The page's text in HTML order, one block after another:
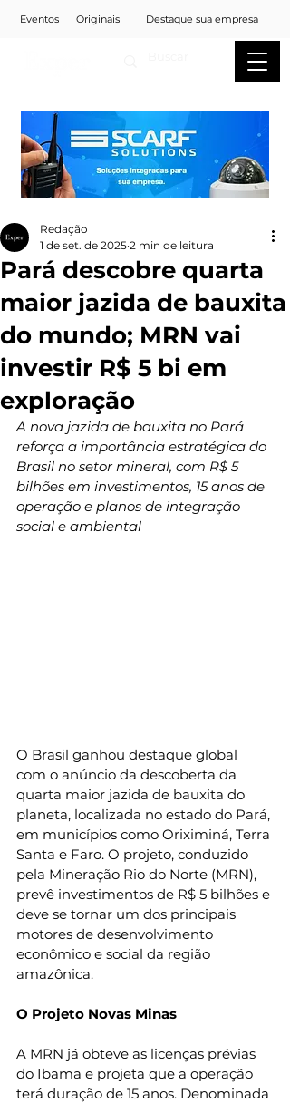
Eventos Originais Destaque sua empresa
Pará descobre quarta
maior jazida de bauxita
do mundo; MRN vai
investir R$ 5 bi em
exploração
Redação
1 de set. de 2025 2 min de leitura
A nova jazida de bauxita no Pará
reforça a importância estratégica do
Brasil no setor mineral, com R$ 5
bilhões em investimentos, 15 anos de
operação e planos de integração
social e ambiental
O Brasil ganhou destaque global
com o anúncio da descoberta da
quarta maior jazida de bauxita do
planeta, localizada no estado do Pará,
em municípios como Oriximiná, Terra
Santa e Faro. O projeto, conduzido
pela Mineração Rio do Norte (MRN),
prevê investimentos de R$ 5 bilhões e
deve se tornar um dos principais
motores de desenvolvimento
econômico e social da região
amazônica.
O Projeto Novas Minas
A MRN já obteve as licenças prévias
do Ibama e projeta que a operação
terá duração de 15 anos. Denominada